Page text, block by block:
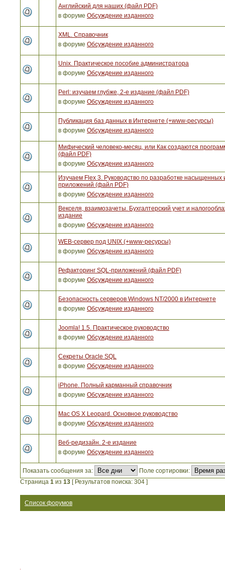
Английский для наших (файл PDF)
в форуме Обсуждение изданного
XML. Справочник
в форуме Обсуждение изданного
Unix. Практическое пособие администратора
в форуме Обсуждение изданного
Perl: изучаем глубже, 2-е издание (файл PDF)
в форуме Обсуждение изданного
Публикация баз данных в Интернете (+www-ресурсы)
в форуме Обсуждение изданного
Мифический человеко-месяц, или Как создаются
(файл PDF)
в форуме Обсуждение изданного
Изучаем Flex 3. Руководство по разработке насыщенных
приложений (файл PDF)
в форуме Обсуждение изданного
Векселя, взаимозачеты. Бухгалтерский учет и
издание
в форуме Обсуждение изданного
WEB-сервер под UNIX (+www-ресурсы)
в форуме Обсуждение изданного
Рефакторинг SQL-приложений (файл PDF)
в форуме Обсуждение изданного
Безопасность серверов Windows NT/2000 в Интернете
в форуме Обсуждение изданного
Joomla! 1.5. Практическое руководство
в форуме Обсуждение изданного
Секреты Oracle SQL
в форуме Обсуждение изданного
iPhone. Полный карманный справочник
в форуме Обсуждение изданного
Mac OS X Leopard. Основное руководство
в форуме Обсуждение изданного
Веб-редизайн. 2-е издание
в форуме Обсуждение изданного
Показать сообщения за:
Поле сортировки:
Страница 1 из 13 [ Результатов поиска: 304 ]
Список форумов